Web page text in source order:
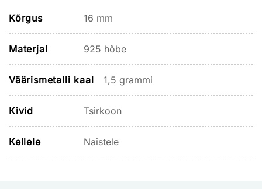
Kõrgus 16 mm
Materjal 925 hõbe
Väärismetalli kaal 1,5 grammi
Kivid Tsirkoon
Kellele Naistele